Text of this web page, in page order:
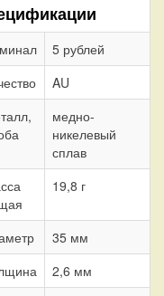
5 рублей
AU
медно-
никелевый
сплав
19,8 г
35 мм
2,6 мм